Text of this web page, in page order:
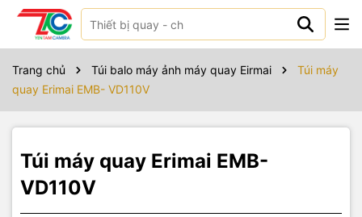
Trang chủ Túi balo máy ảnh máy quay Eirmai
Túi máy
quay Erimai EMB- VD110V
Túi máy quay Erimai EMB-
VD110V
Sản phẩm bao gồm